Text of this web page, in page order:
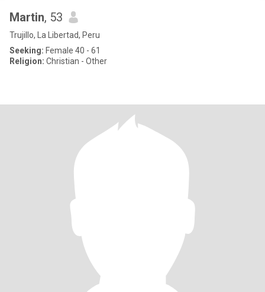
Martin, 53
Trujillo, La Libertad, Peru
Seeking: Female 40 - 61
Religion: Christian - Other